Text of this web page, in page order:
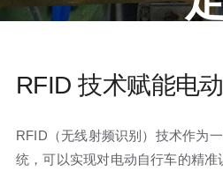
RFID 技术赋能电
RFID（无线射频识别）技术作为
统，可以实现对电动自行车的精